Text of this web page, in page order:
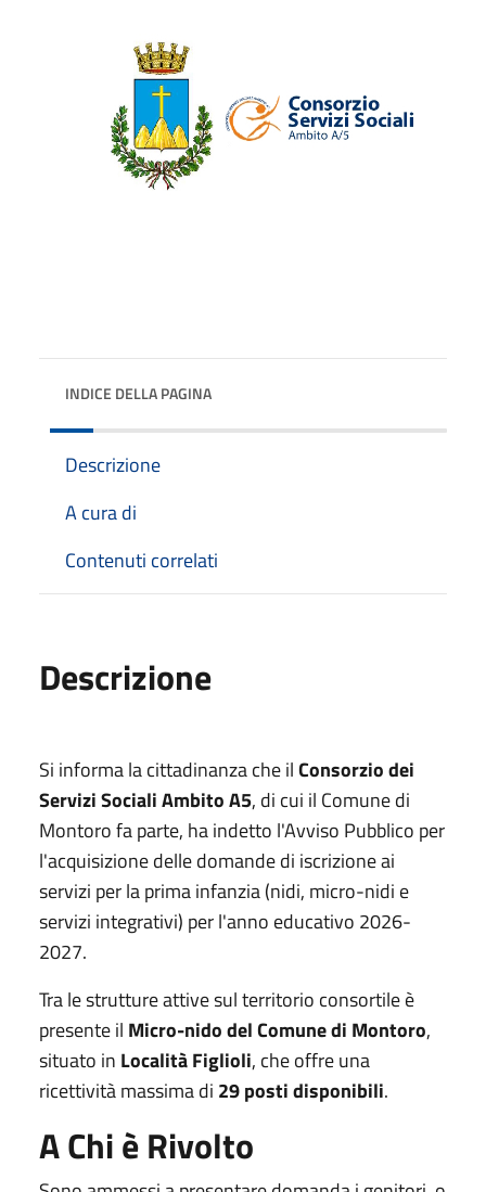
INDICE DELLA PAGINA
Descrizione
A cura di
Contenuti correlati
Descrizione
Si informa la cittadinanza che ilConsorzio dei
Servizi Sociali Ambito A5, di cui il Comune di
Montoro fa parte, ha indetto l'Avviso Pubblico per
l'acquisizione delle domande di iscrizione ai
servizi per la prima infanzia (nidi, micro-nidi e
servizi integrativi) per l'anno educativo 2026-
2027.
Tra le strutture attive sul territorio consortile è
presente il Micro-nido del Comune di Montoro,
situato in Località Figlioli, che offre una
ricettività massima di 29 posti disponibili.
A Chi è Rivolto